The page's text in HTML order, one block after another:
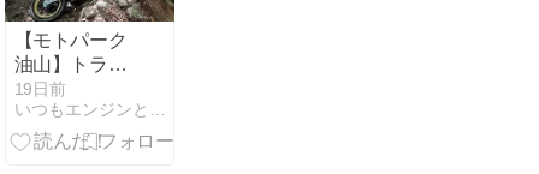
【モトパーク
油山】トラ車
とエンデュー
ロバイクでの
山遊び！灼熱
19日前
いつもエンジンと！ | バイクとDIYの体験を綴るブログ